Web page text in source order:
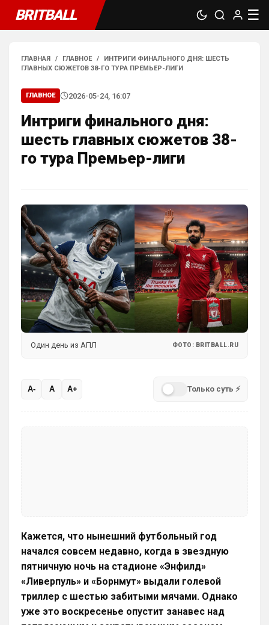
BRITBALL ☰
ГЛАВНАЯ / ГЛАВНОЕ /
ИНТРИГИ ФИНАЛЬНОГО ДНЯ: ШЕСТЬ
ГЛАВНЫХ СЮЖЕТОВ 38-ГО ТУРА ПРЕМЬЕР-ЛИГИ
ГЛАВНОЕ 2026-05-24, 16:07
Интриги финального дня:
шесть главных сюжетов 38-
го тура Премьер-лиги
Один день из АПЛ ФОТО: BRITBALL.RU
A- A A+ Только суть ⚡
Кажется, что нынешний футбольный год
начался совсем недавно, когда в звездную
пятничную ночь на стадионе «Энфилд»
«Ливерпуль» и «Борнмут» выдали голевой
триллер с шестью забитыми мячами. Однако
уже это воскресенье опустит занавес над